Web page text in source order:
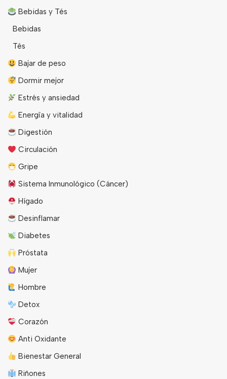
Bebidas y Tés
Bebidas
Tés
Bajar de peso
Dormir mejor
Estrés y ansiedad
Energîa y vitalidad
Digestión
Circulación
Gripe
Sistema Inmunológico (Cáncer)
Hígado
Desinflamar
Diabetes
Próstata
Mujer
Hombre
Detox
Corazón
Anti Oxidante
Bienestar General
Riñones